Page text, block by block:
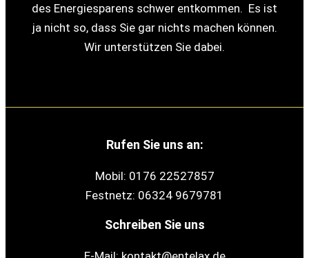
des Energiesparens schwer entkommen. Es ist
ja nicht so, dass Sie gar nichts machen können.
Wir unterstützen Sie dabei.
Rufen Sie uns an:
Mobil: 0176 22527857
Festnetz: 06324 9679781
Schreiben Sie uns